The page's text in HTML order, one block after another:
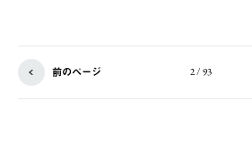
前のページ 2 / 93